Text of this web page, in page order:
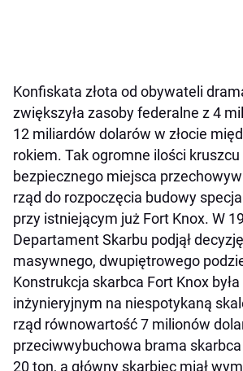
Konfiskata złota od obywateli
zwiększyła zasoby federalne z 4
12 miliardów dolarów w złocie
rokiem. Tak ogromne ilości kruszcu
bezpiecznego miejsca
rząd do rozpoczęcia budowy
przy istniejącym już Fort Knox. W
Departament Skarbu podjął
masywnego, dwupiętrowego
Konstrukcja skarbca Fort Knox była
inżynieryjnym na niespotykaną
rząd równowartość 7 milionów
przeciwwybuchowa brama skarbca
20 ton, a główny skarbiec miał